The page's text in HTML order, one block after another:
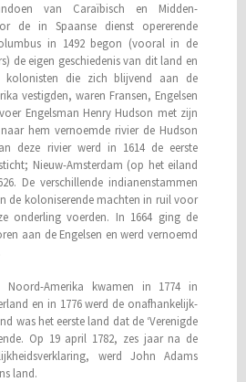
van Caraïbisch en Midden-
de in Spaanse dienst opererende
in 1492 begon (vooral in de
de eigen geschiedenis van dit land en
kolonisten die zich blijvend aan de
vestigden, waren Fransen, Engelsen
Engelsman Henry Hudson met zijn
hem vernoemde rivier de Hudson
deze rivier werd in 1614 de eerste
Nieuw-Amsterdam (op het eiland
De verschillende indianenstammen
de koloniserende machten in ruil voor
onderling voerden. In 1664 ging de
aan de Engelsen en werd vernoemd
Noord-Amerika kwamen in 1774 in
en in 1776 werd de on­af­hanke­lijk­
was het eerste land dat de ‘Verenigde
Op 19 april 1782, zes jaar na de
werd John Adams
land.